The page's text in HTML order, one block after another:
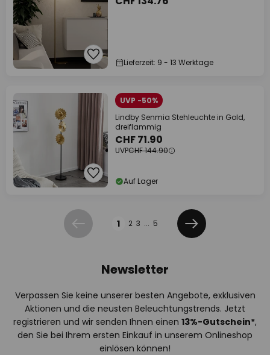
Lieferzeit: 9 - 13 Werktage
UVP -50%
Lindby Senmia Stehleuchte in Gold,
dreiflammig
CHF 71.90
UVPCHF 144.90
Auf Lager
Zurück 1 2 3 ... 5
Weiter
Newsletter
Verpassen Sie keine unserer besten Angebote, exklusiven
Aktionen und die neusten Beleuchtungstrends. Jetzt
registrieren und wir senden Ihnen einen 13%-Gutschein*,
den Sie bei Ihrem ersten Einkauf in unserem Onlineshop
einlösen können!